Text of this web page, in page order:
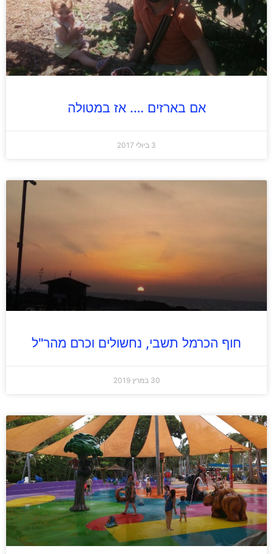
אם בארזים …. אז במטולה
3 ביולי 2017
חוף הכרמל תשבי, נחשולים וכרם מהר"ל
30 במרץ 2019